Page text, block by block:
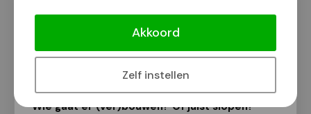
Akkoord
Zelf instellen
Bekendmakingen van de gemeente
Van onze redactie
23 november 2024
Wie gaat er (ver)bouwen? Of juist slopen?